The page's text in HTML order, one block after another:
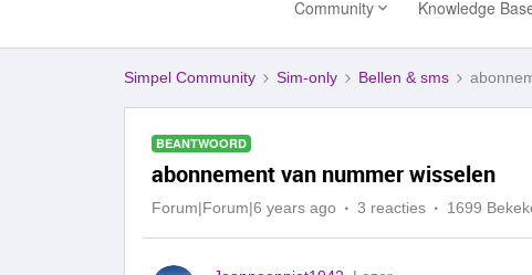
Community Knowledge
Simpel Community Sim-only Bellen & sms
BEANTWOORD
abonnement van nummer wisselen
Forum|Forum|6 years ago 3 reacties 1699